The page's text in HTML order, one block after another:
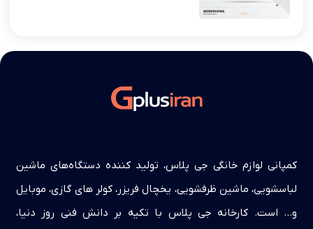
کمپانی لوازم خانگی جی پلاس، تولید کننده دستگاه‌های ماشین
لباسشویی، ماشین ظرفشویی، یخچال فریزر، کولر های گازی، موبایل
و… است. کارخانه جی پلاس با تکیه بر دانش فنی روز دنیا،